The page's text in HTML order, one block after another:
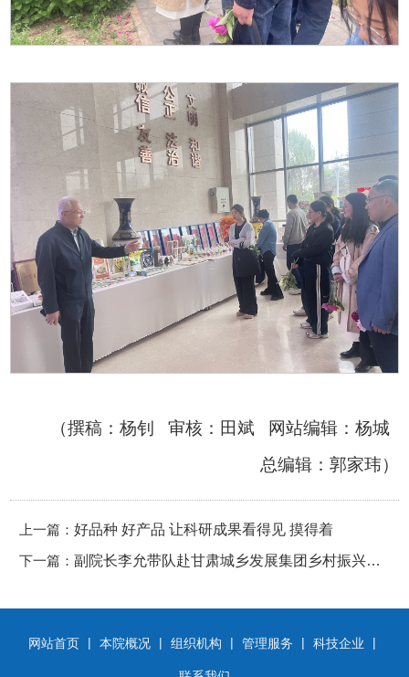
（撰稿：杨钊 审核：田斌 网站编辑：杨城
总编辑：郭家玮）
上一篇：好品种 好产品 让科研成果看得见 摸得着
下一篇：副院长李允带队赴甘肃城乡发展集团乡村振兴有
网站首页 | 本院概况 | 组织机构 | 管理服务 | 科技企业 |